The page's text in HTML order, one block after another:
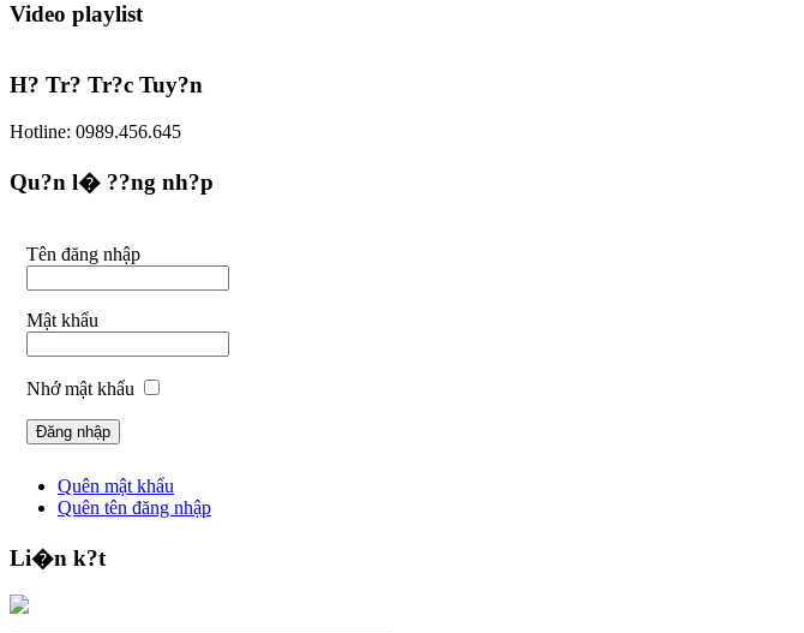
Video playlist
H? Tr? Tr?c Tuy?n
Hotline: 0989.456.645
Qu?n l� ??ng nh?p
Tên đăng nhập
Mật khẩu
Nhớ mật khẩu
Quên mật khẩu
Quên tên đăng nhập
Li�n k?t